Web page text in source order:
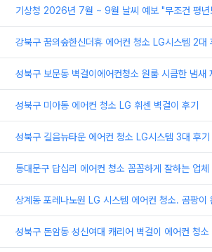
기상청 2026년 7월 ~ 9월 날씨 예보 "무조건 평년
강북구 꿈의숲한신더휴 에어컨 청소 LG시스템 2대
성북구 보문동 벽걸이에어컨청소 원룸 시큼한 냄새
성북구 미아동 에어컨 청소 LG 휘센 벽걸이 후기
성북구 길음뉴타운 에어컨 청소 LG시스템 3대 후기
동대문구 답십리 에어컨 청소 꼼꼼하게 잘하는 업체
상계동 포레나노원 LG 시스템 에어컨 청소. 곰팡이
성북구 돈암동 성신여대 캐리어 벽걸이 에어컨 청소